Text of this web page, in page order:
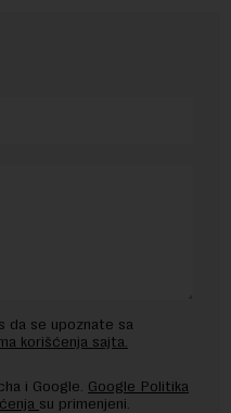
da se upoznate sa
korišćenja sajta.
i Google. Google Politika
su primenjeni.